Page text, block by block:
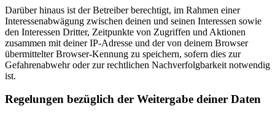
Darüber hinaus ist der Betreiber berechtigt, im Rahmen einer
Interessenabwägung zwischen deinen und seinen Interessen sowie
den Interessen Dritter, Zeitpunkte von Zugriffen und Aktionen
zusammen mit deiner IP-Adresse und der von deinem Browser
übermittelter Browser-Kennung zu speichern, sofern dies zur
Gefahrenabwehr oder zur rechtlichen Nachverfolgbarkeit notwendig
ist.
Regelungen bezüglich der Weitergabe deiner Daten